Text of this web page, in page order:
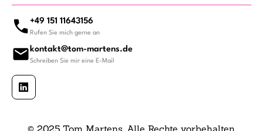
+49 151 11643156
Rufen Sie mich gerne an
kontakt@tom-martens.de
Schreiben Sie mir eine E-Mail